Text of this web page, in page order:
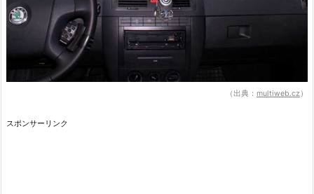
（出典： multiweb.cz ）
スポンサーリンク